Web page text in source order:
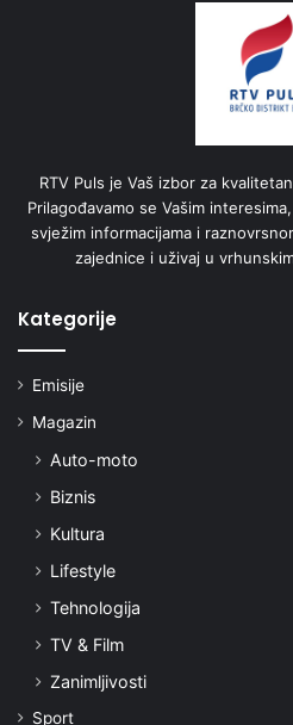
RTV Puls je Vaš izbor za
Prilagođavamo se Vašim
svježim informacijama i
zajednice i uživaj u
Kategorije
Emisije
Magazin
Auto-moto
Biznis
Kultura
Lifestyle
Tehnologija
TV & Film
Zanimljivosti
Sport